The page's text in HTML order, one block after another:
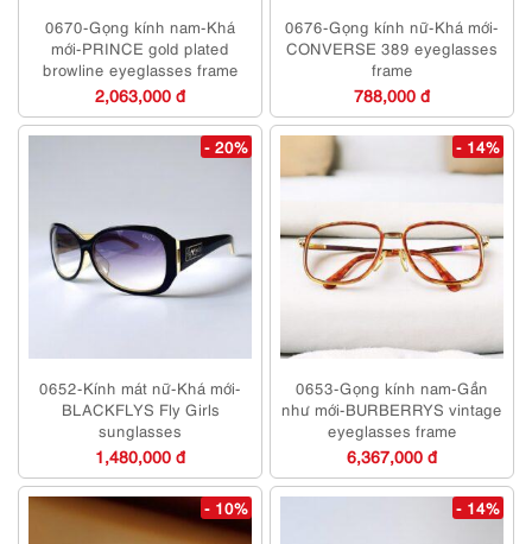
0670-Gọng kính nam-Khá
mới-PRINCE gold plated
browline eyeglasses frame
2,063,000 đ
0676-Gọng kính nữ-Khá mới-
CONVERSE 389 eyeglasses
frame
788,000 đ
- 20%
0652-Kính mát nữ-Khá mới-
BLACKFLYS Fly Girls
sunglasses
1,480,000 đ
- 14%
0653-Gọng kính nam-Gần
như mới-BURBERRYS vintage
eyeglasses frame
6,367,000 đ
- 10% - 14%